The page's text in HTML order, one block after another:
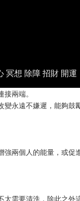
冥想 除障 招財 開運
兩端。
永遠不嫌遲，能夠鼓
兩個人的能量，或
需要清洗，除此之外